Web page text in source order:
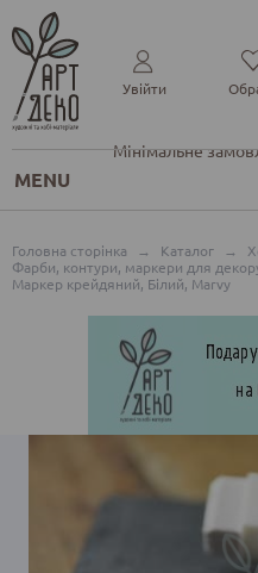
Мінімальне
Увійти
MENU
Головна сторінка → Каталог →
Фарби, контури, маркери для
Маркер крейдяний, Білий, Marvy